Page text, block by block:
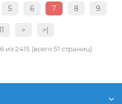
5 6 7 8 9
> >|
из 2415 (всего 51 страниц)